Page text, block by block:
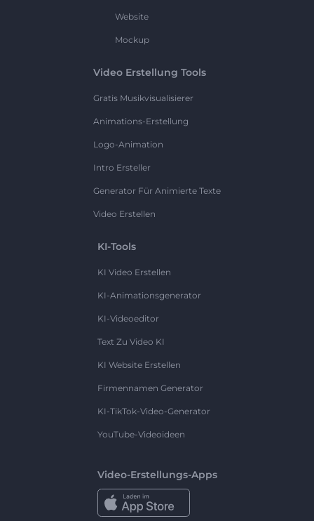
Website
Mockup
Video Erstellung Tools
Gratis Musikvisualisierer
Animations-Erstellung
Logo-Animation
Intro Ersteller
Generator Für Animierte Texte
Video Erstellen
KI-Tools
KI Video Erstellen
KI-Animationsgenerator
KI-Videoeditor
Text Zu Video KI
KI Website Erstellen
Firmennamen Generator
KI-TikTok-Video-Generator
YouTube-Videoideen
Video-Erstellungs-Apps